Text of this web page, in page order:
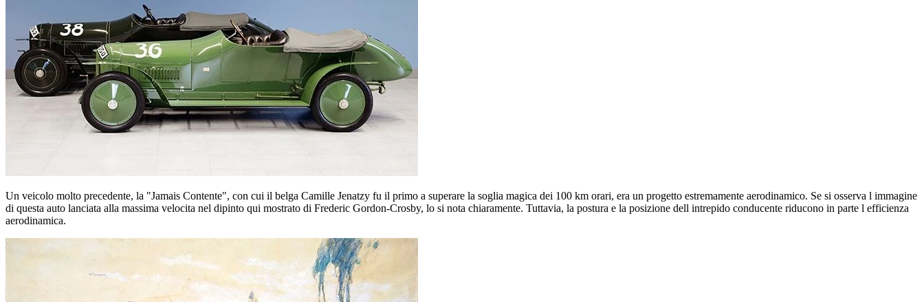
Un veicolo molto precedente, la "Jamais Contente", con cui il belga Camille Jenatzy fu il primo a superare la soglia magica dei 100 km orari, era un progetto estremamente aerodinamico. Se si osserva l immagine
di questa auto lanciata alla massima velocita nel dipinto qui mostrato di Frederic Gordon-Crosby, lo si nota chiaramente. Tuttavia, la postura e la posizione dell intrepido conducente riducono in parte l efficienza
aerodinamica.